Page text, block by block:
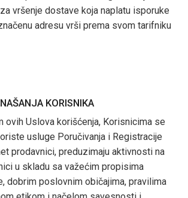
vršenje dostave koja naplatu isporuke
adresu vrši prema svom tarifniku
KORISNIKA
ovih Uslova korišćenja, Korisnicima se
usluge Poručivanja i Registracije
prodavnici, preduzimaju aktivnosti na
u skladu sa važećim propisima
dobrim poslovnim običajima, pravilima